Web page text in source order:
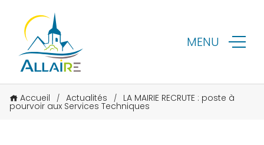
MENU
Accueil / Actualités / LA MAIRIE RECRUTE : poste à
pourvoir aux Services Techniques